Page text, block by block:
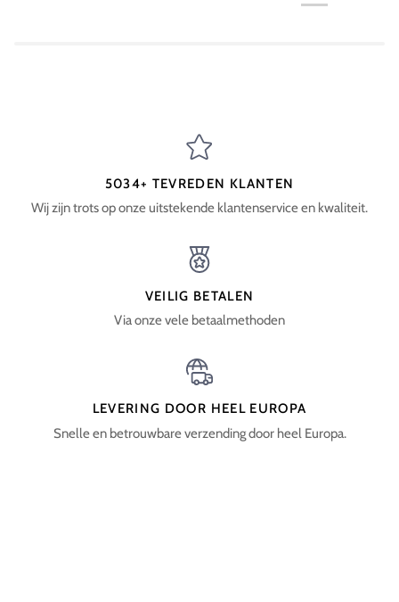
5034+ TEVREDEN KLANTEN
Wij zijn trots op onze uitstekende klantenservice en kwaliteit.
VEILIG BETALEN
Via onze vele betaalmethoden
LEVERING DOOR HEEL EUROPA
Snelle en betrouwbare verzending door heel Europa.